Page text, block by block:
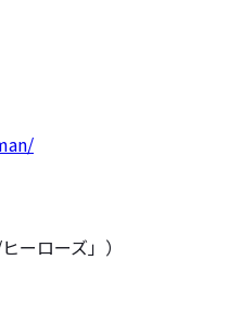
ーローズ」）